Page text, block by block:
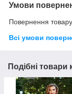
Умови
Повернення
Всі умови
Подібні товари